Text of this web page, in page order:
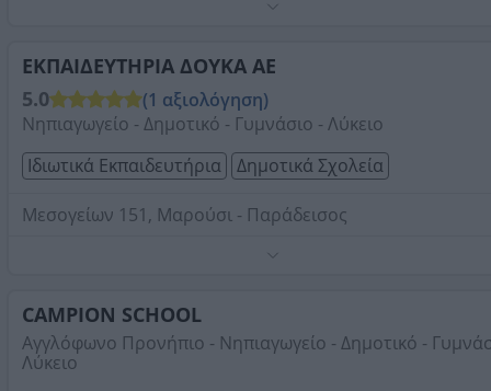
ΕΚΠΑΙΔΕΥΤΗΡΙΑ ΔΟΥΚΑ ΑΕ
5.0
(1 αξιολόγηση)
Νηπιαγωγείο - Δημοτικό - Γυμνάσιο - Λύκειο
Ιδιωτικά Εκπαιδευτήρια
Δημοτικά Σχολεία
Μεσογείων 151, Μαρούσι - Παράδεισος
Design and Media Practice US Dual Diploma.
Τηλέφωνο: 2106186000
Στοιχεία αναζήτησης:
CAMPION SCHOOL
Αγγλόφωνο Προνήπιο - Νηπιαγωγείο - Δημοτικό -
Λύκειο